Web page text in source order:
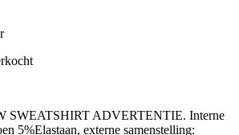
SWEATSHIRT ADVERTENTIE. Interne
5%Elastaan, externe samenstelling: